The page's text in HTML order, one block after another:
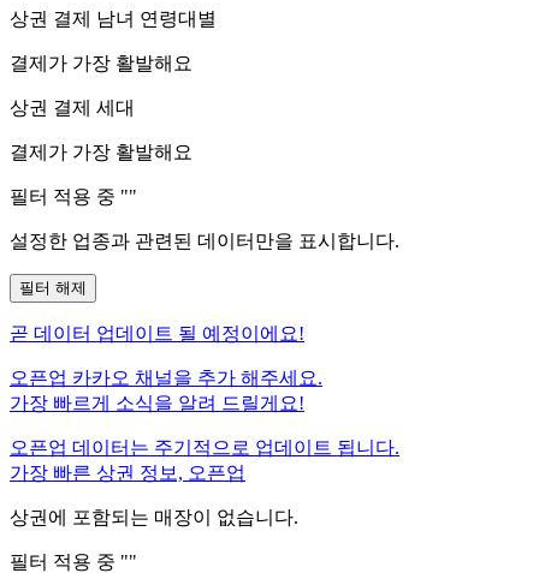
상권 결제 남녀 연령대별
결제가 가장 활발해요
상권 결제 세대
결제가 가장 활발해요
필터 적용 중 ""
설정한 업종과 관련된 데이터만을 표시합니다.
필터 해제
곧 데이터 업데이트 될 예정이에요!
오픈업 카카오 채널을 추가 해주세요.
가장 빠르게 소식을 알려 드릴게요!
오픈업 데이터는 주기적으로 업데이트 됩니다.
가장 빠른 상권 정보, 오픈업
상권에 포함되는 매장이 없습니다.
필터 적용 중 ""